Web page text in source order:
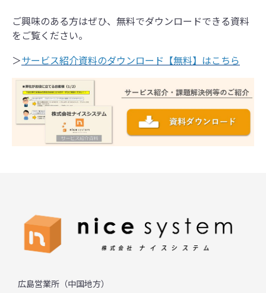
ご興味のある方はぜひ、無料でダウンロードできる資料
をご覧ください。
＞サービス紹介資料のダウンロード【無料】はこちら
広島営業所（中国地方）